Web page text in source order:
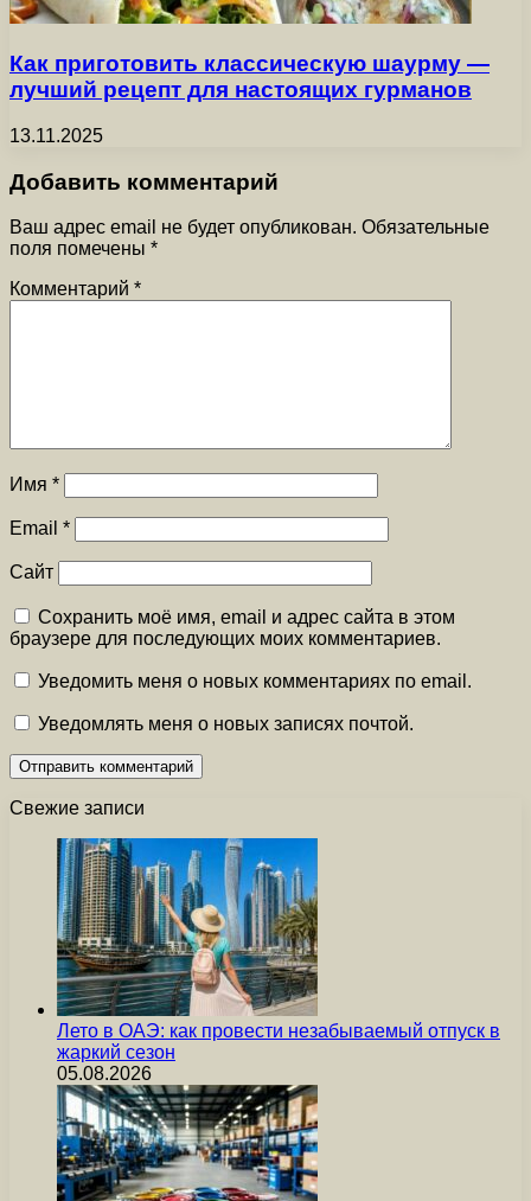
Как приготовить классическую шаурму —
лучший рецепт для настоящих гурманов
13.11.2025
Добавить комментарий
Ваш адрес email не будет опубликован. Обязательные
поля помечены *
Комментарий *
Имя *
Email *
Сайт
Сохранить моё имя, email и адрес сайта в этом
браузере для последующих моих комментариев.
Уведомить меня о новых комментариях по email.
Уведомлять меня о новых записях почтой.
Свежие записи
Лето в ОАЭ: как провести незабываемый отпуск в
жаркий сезон
05.08.2026